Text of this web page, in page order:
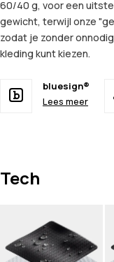
60/40 g, voor een
gewicht, terwijl onze
zodat je zonder
kleding kunt kiezen.
bluesign®
Lees meer
Tech